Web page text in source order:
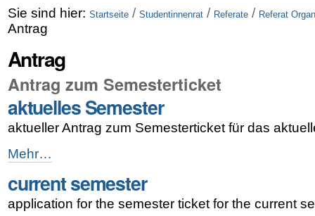
Sie sind hier: Startseite / Studentinnenrat / Referate / Referat
Antrag
Antrag
Antrag zum Semesterticket
aktuelles Semester
aktueller Antrag zum Semesterticket für das
aktuelles
Semester
Mehr…
current semester
application for the semester ticket for the current